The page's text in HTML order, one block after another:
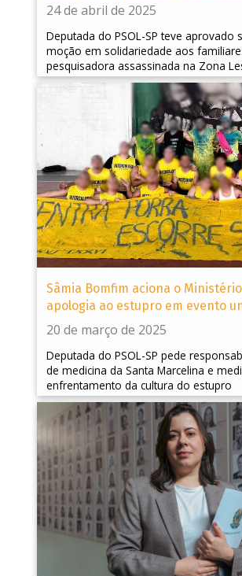
24 de abril de 2025
Deputada do PSOL-SP teve aprovado
moção em solidariedade aos
pesquisadora assassinada na Zona
Sâmia Bomfim aciona o
apologia ao estupro em evento
20 de março de 2025
Deputada do PSOL-SP pede
de medicina da Santa Marcelina e
enfrentamento da cultura do estupro